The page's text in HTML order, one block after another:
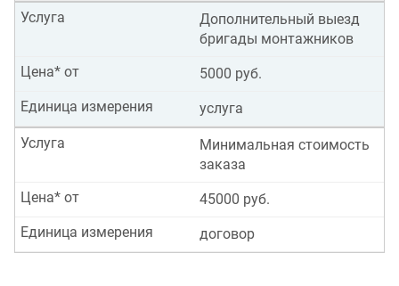
Дополнительный выезд
бригады монтажников
Услуга
5000 руб.
Цена* от
услуга
Единица измерения
Минимальная стоимость
заказа
Услуга
45000 руб.
Цена* от
договор
Единица измерения